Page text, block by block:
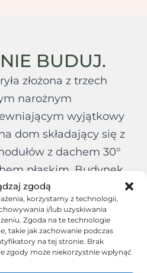
zgodą
korzystamy z technologii,
i/lub uzyskiwania
Zgoda na te technologie
takie jak zachowanie podczas
na tej stronie. Brak
zgody może niekorzystnie wpłynąć
BUDUJ.
złożona z trzech
narożnym
wyjątkowy
dom składający się z
z dachem 30°
płaskim. Budynek
rozplanowane
że przestronna strefa
połączone są
jadalnie. Mamy do
sypialnie, 2